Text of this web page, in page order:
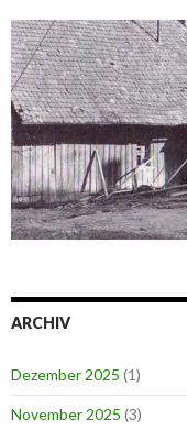
ARCHIV
Dezember 2025 (1)
November 2025 (3)